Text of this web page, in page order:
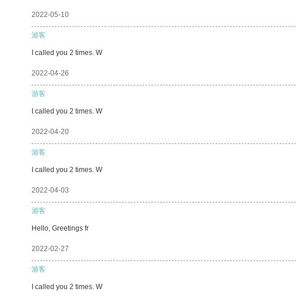
2022-05-10
游客
I called you 2 times. W
2022-04-26
游客
I called you 2 times. W
2022-04-20
游客
I called you 2 times. W
2022-04-03
游客
Hello, Greetings fr
2022-02-27
游客
I called you 2 times. W